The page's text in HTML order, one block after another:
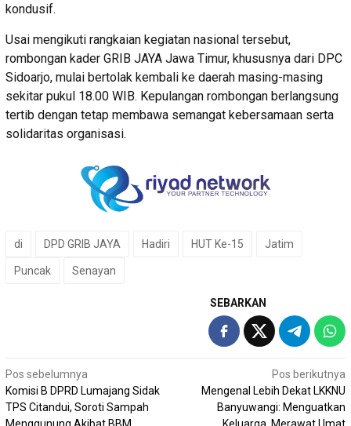
kondusif.
Usai mengikuti rangkaian kegiatan nasional tersebut,
rombongan kader GRIB JAYA Jawa Timur, khususnya dari DPC
Sidoarjo, mulai bertolak kembali ke daerah masing-masing
sekitar pukul 18.00 WIB. Kepulangan rombongan berlangsung
tertib dengan tetap membawa semangat kebersamaan serta
solidaritas organisasi.
di DPD GRIB JAYA Hadiri HUT Ke-15 Jatim
Puncak Senayan
SEBARKAN
Navigasi
pos
Pos sebelumnya
Komisi B DPRD Lumajang Sidak
TPS Citandui, Soroti Sampah
Menggunung Akibat BBM
Pos berikutnya
Mengenal Lebih Dekat LKKNU
Banyuwangi: Menguatkan
Keluarga, Merawat Umat